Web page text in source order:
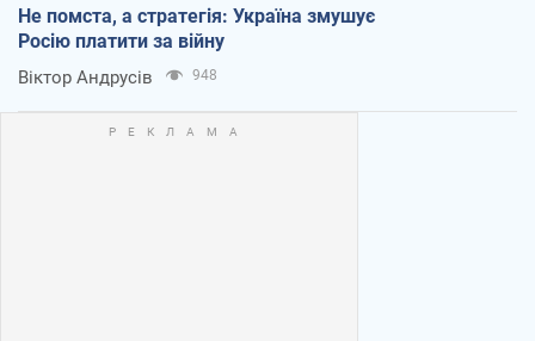
Не помста, а стратегія: Україна змушує
Росію платити за війну
Віктор Андрусів 948